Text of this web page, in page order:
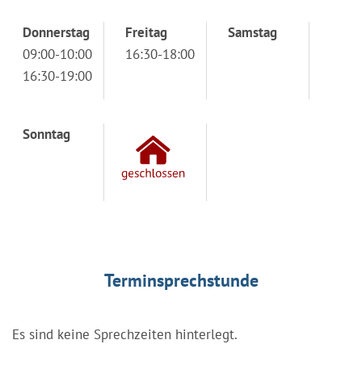
Donnerstag
09:00-10:00
16:30-19:00
Freitag
16:30-18:00
Samstag
Sonntag
Terminsprechstunde
Es sind keine Sprechzeiten hinterlegt.